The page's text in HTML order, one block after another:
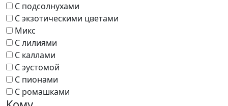
С подсолнухами
С экзотическими цветами
Микс
С лилиями
С каллами
С эустомой
С пионами
С ромашками